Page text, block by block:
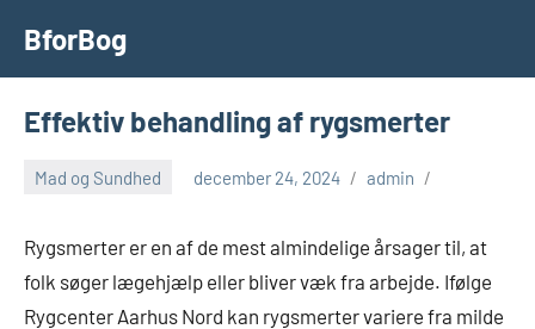
indhold
BforBog
Effektiv behandling af rygsmerter
Mad og Sundhed december 24, 2024 admin
Rygsmerter er en af de mest almindelige årsager til, at
folk søger lægehjælp eller bliver væk fra arbejde. Ifølge
Rygcenter Aarhus Nord kan rygsmerter variere fra milde